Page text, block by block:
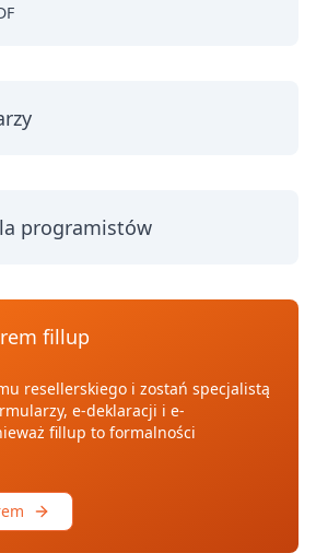
programistów
fillup
resellerskiego i zostań specjalistą
e-deklaracji i e-
fillup to formalności